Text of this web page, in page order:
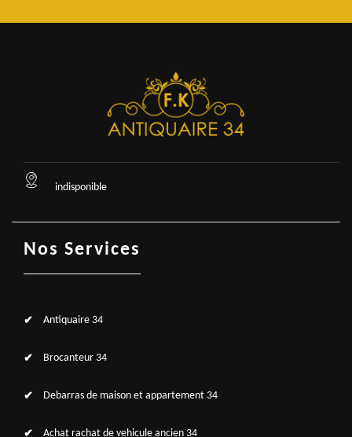
indisponible
Nos Services
Antiquaire 34
Brocanteur 34
Debarras de maison et appartement 34
Achat rachat de vehicule ancien 34